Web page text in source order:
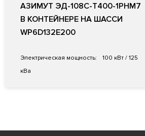
АЗИМУТ ЭД-108С-Т400-1РНМ7
В КОНТЕЙНЕРЕ НА ШАССИ
WP6D132E200
Электрическая мощность:
100 кВт / 125
кВа